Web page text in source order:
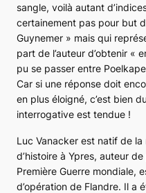
sangle, voilà autant
certainement pas pour but
Guynemer » mais qui
part de l’auteur d’obtenir «
pu se passer entre
Car si une réponse doit
en plus éloigné, c’est bien
interrogative est tendue !
Luc Vanacker est natif de
d’histoire à Ypres, auteur
Première Guerre mondiale,
d’opération de Flandre. Il a